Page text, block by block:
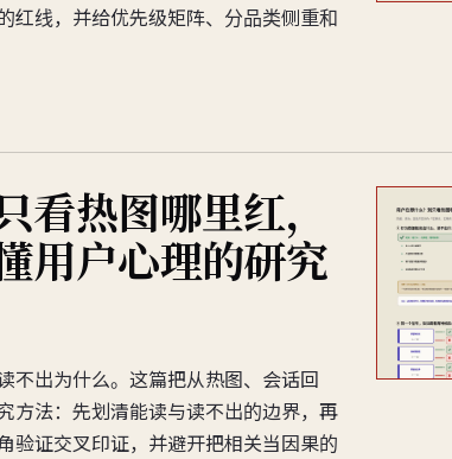
红线，并给优先级矩阵、分品类侧重和
看热图哪里红，
用户心理的研究
不出为什么。这篇把从热图、会话回
方法：先划清能读与读不出的边界，再
验证交叉印证，并避开把相关当因果的